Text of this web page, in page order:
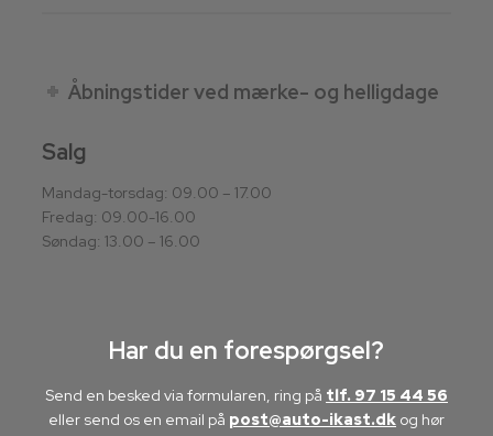
Åbningstider ved mærke- og helligdage
Salg
Mandag-torsdag: 09.00 – 17.00
Fredag: 09.00-16.00
Søndag: 13.00 – 16.00
Har du en forespørgsel?
Send en besked via formularen, ring på tlf. 97 15 44 56
eller send os en email på post@auto-ikast.dk ​ og hør